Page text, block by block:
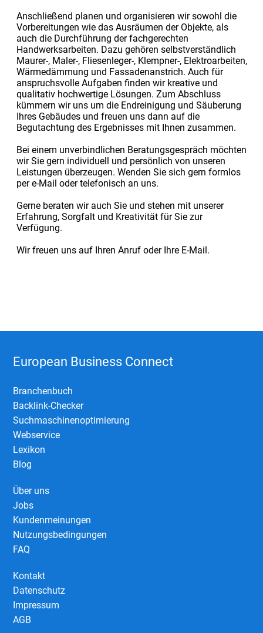
Anschließend planen und organisieren wir sowohl die
Vorbereitungen wie das Ausräumen der Objekte, als
auch die Durchführung der fachgerechten
Handwerksarbeiten. Dazu gehören selbstverständlich
Maurer-, Maler-, Fliesenleger-, Klempner-, Elektroarbeiten,
Wärmedämmung und Fassadenanstrich. Auch für
anspruchsvolle Aufgaben finden wir kreative und
qualitativ hochwertige Lösungen. Zum Abschluss
kümmern wir uns um die Endreinigung und Säuberung
Ihres Gebäudes und freuen uns dann auf die
Begutachtung des Ergebnisses mit Ihnen zusammen.
Bei einem unverbindlichen Beratungsgespräch möchten
wir Sie gern individuell und persönlich von unseren
Leistungen überzeugen. Wenden Sie sich gern formlos
per e-Mail oder telefonisch an uns.
Gerne beraten wir auch Sie und stehen mit unserer
Erfahrung, Sorgfalt und Kreativität für Sie zur
Verfügung.
Wir freuen uns auf Ihren Anruf oder Ihre E-Mail.
European Business Connect
Branchenbuch
Backlink-Checker
Suchmaschinenoptimierung
Webservice
Lexikon
Blog
Über uns
Jobs
Kundenmeinungen
Nutzungsbedingungen
FAQ
Kontakt
Datenschutz
Impressum
AGB